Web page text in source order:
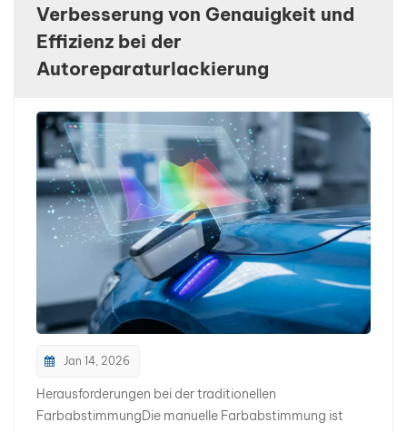
한국어
بالعربية
中文
Verbesserung von Genauigkeit und
Effizienz bei der
Autoreparaturlackierung
Jan 14, 2026
Herausforderungen bei der traditionellen
FarbabstimmungDie manuelle Farbabstimmung ist